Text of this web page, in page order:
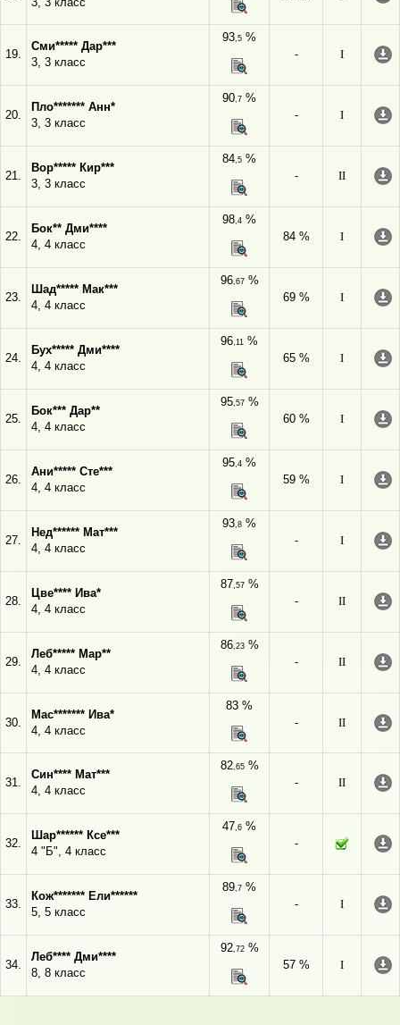
19.
Сми***** Дар***
3, 3 класс
93,5 %
-
I
20.
Пло******* Анн*
3, 3 класс
90,7 %
-
I
21.
Вор***** Кир***
3, 3 класс
84,5 %
-
II
22.
Бок** Дми****
4, 4 класс
98,4 %
84 %
I
23.
Шад***** Мак***
4, 4 класс
96,67%
69 %
I
24.
Бух***** Дми****
4, 4 класс
96,11 %
65 %
I
25.
Бок*** Дар**
4, 4 класс
95,57%
60 %
I
26.
Ани***** Сте***
4, 4 класс
95,4 %
59 %
I
27.
Нед****** Мат***
4, 4 класс
93,8 %
-
I
28.
Цве**** Ива*
4, 4 класс
87,57%
-
II
29.
Леб***** Мар**
4, 4 класс
86,23%
-
II
30.
Мас******* Ива*
4, 4 класс
83 %
-
II
31.
Син**** Мат***
4, 4 класс
82,65%
-
II
32.
Шар****** Ксе***
4 "Б", 4 класс
47,6 %
-
33.
Кож******* Ели******
5, 5 класс
89,7 %
-
I
34.
Леб**** Дми****
8, 8 класс
92,72%
57 %
I